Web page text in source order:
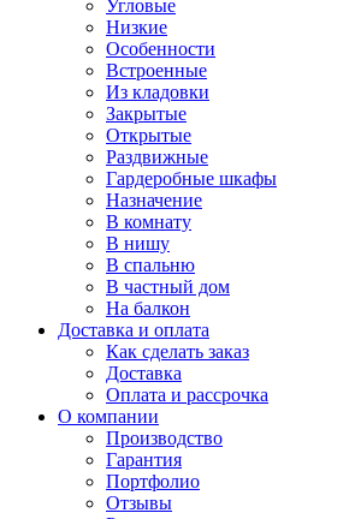
Угловые
Низкие
Особенности
Встроенные
Из кладовки
Закрытые
Открытые
Раздвижные
Гардеробные шкафы
Назначение
В комнату
В нишу
В спальню
В частный дом
На балкон
Доставка и оплата
Как сделать заказ
Доставка
Оплата и рассрочка
О компании
Производство
Гарантия
Портфолио
Отзывы